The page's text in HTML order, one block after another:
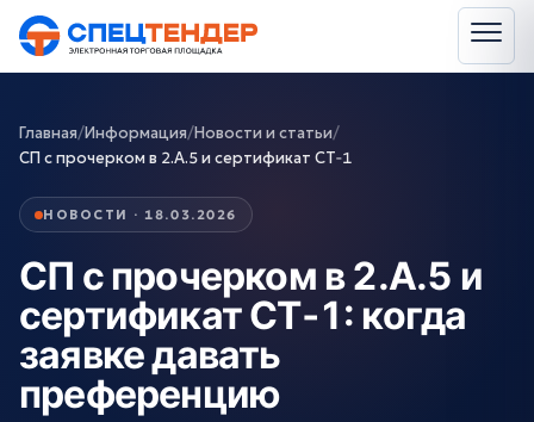
Главная/Информация/Новости и статьи/
СП с прочерком в 2.А.5 и сертификат СТ‑1
НОВОСТИ · 18.03.2026
СП с прочерком в 2.А.5 и
сертификат СТ‑1: когда
заявке давать
преференцию